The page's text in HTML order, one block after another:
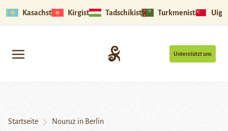
Kasachstan Kirgistan Tadschikistan Turkmenistan
Unterstützt uns
Startseite Nouruz in Berlin